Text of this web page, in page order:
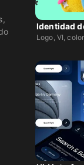
Identidad
Logo, VI,